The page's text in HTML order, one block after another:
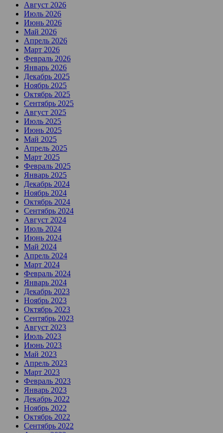
Август 2026
Июль 2026
Июнь 2026
Май 2026
Апрель 2026
Март 2026
Февраль 2026
Январь 2026
Декабрь 2025
Ноябрь 2025
Октябрь 2025
Сентябрь 2025
Август 2025
Июль 2025
Июнь 2025
Май 2025
Апрель 2025
Март 2025
Февраль 2025
Январь 2025
Декабрь 2024
Ноябрь 2024
Октябрь 2024
Сентябрь 2024
Август 2024
Июль 2024
Июнь 2024
Май 2024
Апрель 2024
Март 2024
Февраль 2024
Январь 2024
Декабрь 2023
Ноябрь 2023
Октябрь 2023
Сентябрь 2023
Август 2023
Июль 2023
Июнь 2023
Май 2023
Апрель 2023
Март 2023
Февраль 2023
Январь 2023
Декабрь 2022
Ноябрь 2022
Октябрь 2022
Сентябрь 2022